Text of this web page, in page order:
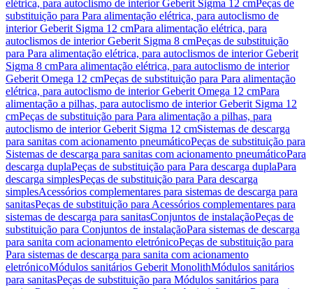
elétrica, para autoclismo de interior Geberit Sigma 12 cmPeças de
substituição para Para alimentação elétrica, para autoclismo de
interior Geberit Sigma 12 cmPara alimentação elétrica, para
autoclismos de interior Geberit Sigma 8 cmPeças de substituição
para Para alimentação elétrica, para autoclismos de interior Geberit
Sigma 8 cmPara alimentação elétrica, para autoclismo de interior
Geberit Omega 12 cmPeças de substituição para Para alimentação
elétrica, para autoclismo de interior Geberit Omega 12 cmPara
alimentação a pilhas, para autoclismo de interior Geberit Sigma 12
cmPeças de substituição para Para alimentação a pilhas, para
autoclismo de interior Geberit Sigma 12 cmSistemas de descarga
para sanitas com acionamento pneumáticoPeças de substituição para
Sistemas de descarga para sanitas com acionamento pneumáticoPara
descarga duplaPeças de substituição para Para descarga duplaPara
descarga simplesPeças de substituição para Para descarga
simplesAcessórios complementares para sistemas de descarga para
sanitasPeças de substituição para Acessórios complementares para
sistemas de descarga para sanitasConjuntos de instalaçãoPeças de
substituição para Conjuntos de instalaçãoPara sistemas de descarga
para sanita com acionamento eletrónicoPeças de substituição para
Para sistemas de descarga para sanita com acionamento
eletrónicoMódulos sanitários Geberit MonolithMódulos sanitários
para sanitasPeças de substituição para Módulos sanitários para